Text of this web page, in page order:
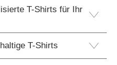
T-Shirts für Ihr
T-Shirts